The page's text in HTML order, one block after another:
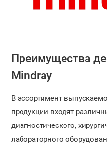
Преимущества
Mindray
В ассортимент
продукции входят
диагностического,
лабораторного